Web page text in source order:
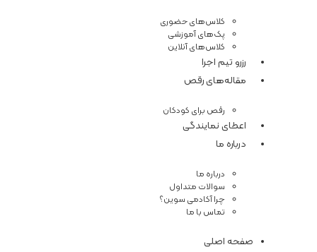
کلاس‌های حضوری
پک‌های آموزشی
کلاس‌های آنلاین
رزرو تیم اجرا
مقاله‌های رقص
رقص برای کودکان
اعطای نمایندگی
درباره ما
درباره ما
سوالات متداول
چرا آکادمی سوین؟
تماس با ما
صفحه اصلی